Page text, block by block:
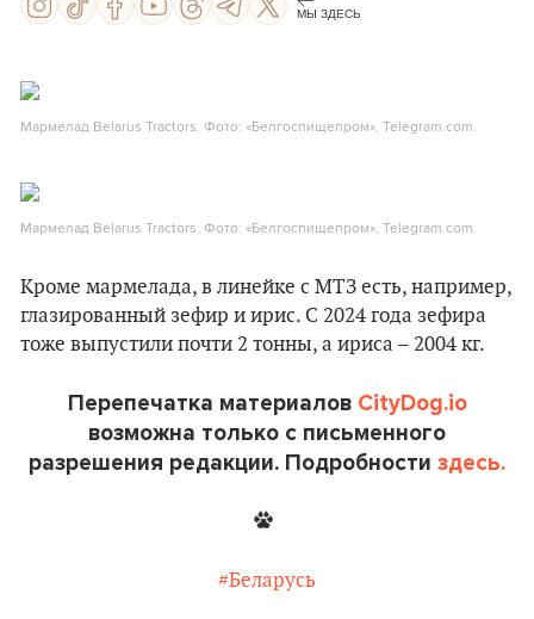
МЫ ЗДЕСЬ
Мармелад Belarus Tractors. Фото: «Белгоспищепром», Telegram.com.
Мармелад Belarus Tractors. Фото: «Белгоспищепром», Telegram.com.
Кроме мармелада, в линейке с МТЗ есть, например,
глазированный зефир и ирис. С 2024 года зефира
тоже выпустили почти 2 тонны, а ириса – 2004 кг.
Перепечатка материалов CityDog.io
возможна только с письменного
разрешения редакции. Подробности здесь.
#Беларусь